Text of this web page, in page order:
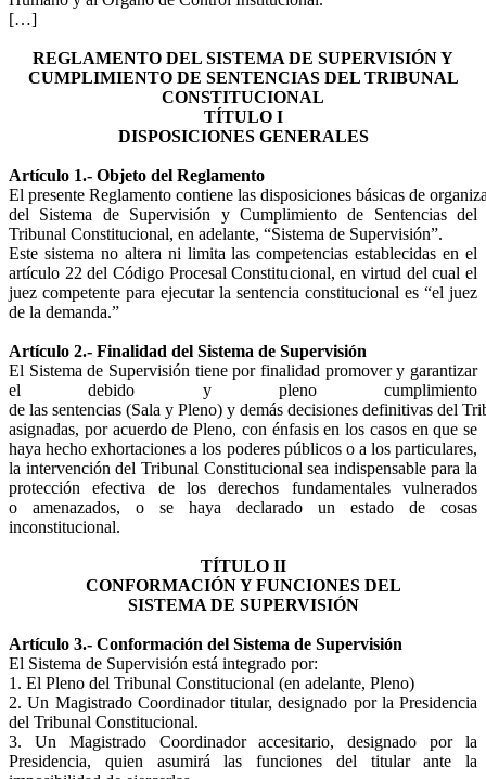
[…]
REGLAMENTO DEL SISTEMA DE SUPERVISIÓN Y
CUMPLIMIENTO DE SENTENCIAS DEL TRIBUNAL
CONSTITUCIONAL
TÍTULO I
DISPOSICIONES GENERALES
Artículo 1.- Objeto del Reglamento
El presente Reglamento contiene las disposiciones básicas de
del Sistema de Supervisión y Cumplimiento de Sentencias del
Tribunal Constitucional, en adelante, “Sistema de Supervisión”.
Este sistema no altera ni limita las competencias establecidas en el
artículo 22 del Código Procesal Constitucional, en virtud del cual el
juez competente para ejecutar la sentencia constitucional es “el juez
de la demanda.”
Artículo 2.- Finalidad del Sistema de Supervisión
El Sistema de Supervisión tiene por finalidad promover y garantizar
el debido y pleno cumplimiento
de las sentencias (Sala y Pleno) y demás decisiones definitivas del
asignadas, por acuerdo de Pleno, con énfasis en los casos en que se
haya hecho exhortaciones a los poderes públicos o a los particulares,
la intervención del Tribunal Constitucional sea indispensable para la
protección efectiva de los derechos fundamentales vulnerados
o amenazados, o se haya declarado un estado de cosas
inconstitucional.
TÍTULO II
CONFORMACIÓN Y FUNCIONES DEL
SISTEMA DE SUPERVISIÓN
Artículo 3.- Conformación del Sistema de Supervisión
El Sistema de Supervisión está integrado por:
1. El Pleno del Tribunal Constitucional (en adelante, Pleno)
2. Un Magistrado Coordinador titular, designado por la Presidencia
del Tribunal Constitucional.
3. Un Magistrado Coordinador accesitario, designado por la
Presidencia, quien asumirá las funciones del titular ante la